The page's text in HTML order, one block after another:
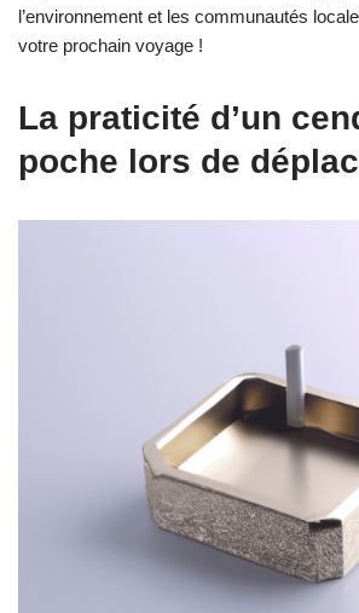
l’environnement et les communautés
votre prochain voyage !
La praticité d’un
poche lors de